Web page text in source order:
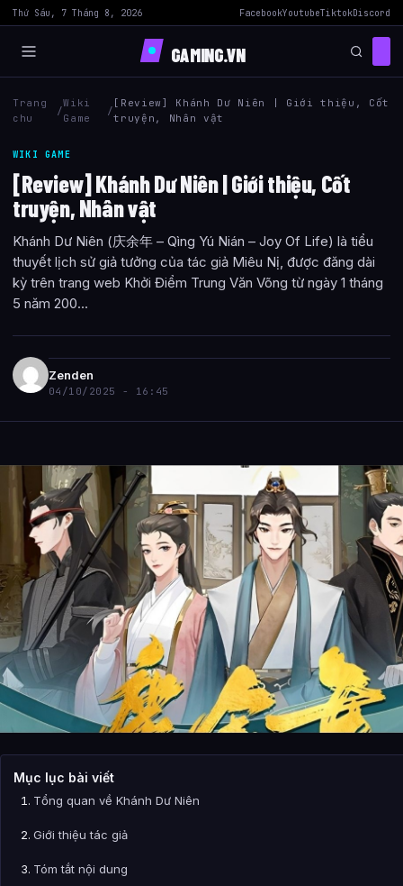
Thứ Sáu, 7 Tháng 8, 2026 FacebookYoutubeTiktokDiscord
GAMING.VN
Trang
chu
/
Wiki
Game
/
[Review] Khánh Dư Niên | Giới thiệu, Cốt
truyện, Nhân vật
WIKI GAME
[Review] Khánh Dư Niên | Giới thiệu, Cốt
truyện, Nhân vật
Khánh Dư Niên (庆余年 – Qìng Yú Nián – Joy Of Life) là tiểu
thuyết lịch sử giả tưởng của tác giả Miêu Nị, được đăng dài
kỳ trên trang web Khởi Điểm Trung Văn Võng từ ngày 1 tháng
5 năm 200...
Zenden
04/10/2025 - 16:45
Mục lục bài viết
Tổng quan về Khánh Dư Niên
Giới thiệu tác giả
Tóm tắt nội dung